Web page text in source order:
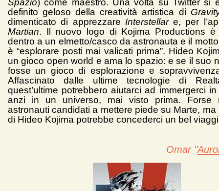
Spazio) come maestro. Una volta su Twitter si
definito geloso della creatività artistica di
dimenticato di apprezzare Interstellare, per
Martian. Il nuovo logo di Kojima Productions è
dentro a un elmetto/casco da astronauta e il
è “esplorare posti mai valicati prima”. Hideo
un gioco open world e ama lo spazio: e se il suo
fosse un gioco di esplorazione e
Affascinato dalle ultime tecnologie di
quest’ultime potrebbero aiutarci ad immergerci
anzi in un universo, mai visto prima. Forse
astronauti candidati a mettere piede su Marte, ma
di Hideo Kojima potrebbe concederci un bel
Omar "